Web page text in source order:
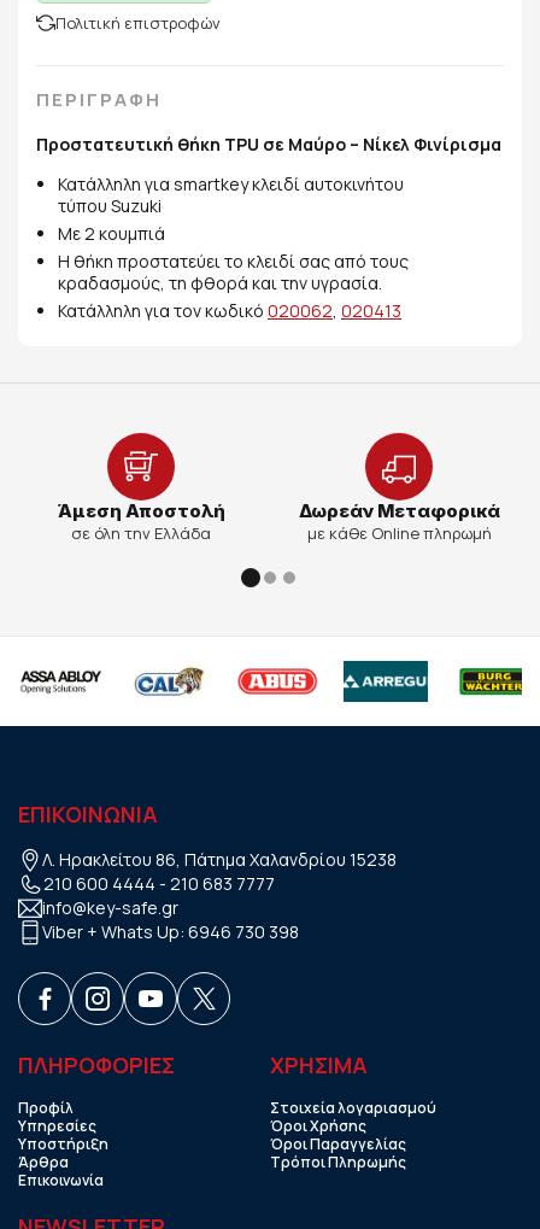
Πολιτική επιστροφών
ΠΕΡΙΓΡΑΦΗ
Προστατευτική θήκη TPU σε Μαύρο – Νίκελ Φινίρισμα
Κατάλληλη για smartkey κλειδί αυτοκινήτου
τύπου Suzuki
Με 2 κουμπιά
Η θήκη προστατεύει το κλειδί σας από τους
κραδασμούς, τη φθορά και την υγρασία.
Κατάλληλη για τον κωδικό 020062, 020413
Άμεση Αποστολή
σε όλη την Ελλάδα
Δωρεάν Μεταφορικά
με κάθε Online πληρωμή
ΕΠΙΚΟΙΝΩΝΙΑ
Λ. Ηρακλείτου 86, Πάτημα Χαλανδρίου 15238
210 600 4444 - 210 683 7777
info@key-safe.gr
Viber + Whats Up: 6946 730 398
ΠΛΗΡΟΦΟΡΙΕΣ
Προφίλ
Υπηρεσίες
Υποστήριξη
Άρθρα
Επικοινωνία
ΧΡHΣΙΜΑ
Στοιχεία λογαριασμού
Όροι Χρήσης
Όροι Παραγγελίας
Τρόποι Πληρωμής